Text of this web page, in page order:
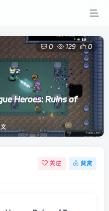
Heroes: Ruins of
0 129 0
关注 赞赏